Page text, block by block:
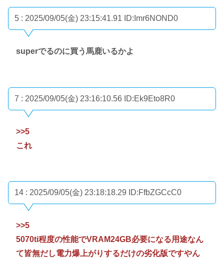
5 : 2025/09/05(金) 23:15:41.91 ID:Imr6NOND0
superでるのに買う馬鹿いるかよ
7 : 2025/09/05(金) 23:16:10.56 ID:Ek9Eto8R0
>>5
これ
14 : 2025/09/05(金) 23:18:18.29 ID:FfbZGCcC0
>>5
5070ti程度の性能でVRAM24GB必要になる用途なん
て皆無だし電力爆上がりするだけの劣化版ですやん